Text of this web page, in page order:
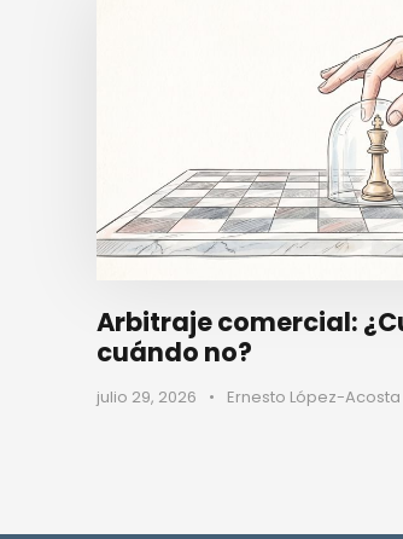
Arbitraje comercial:
cuándo no?
julio 29, 2026 • Ernesto López-Acosta